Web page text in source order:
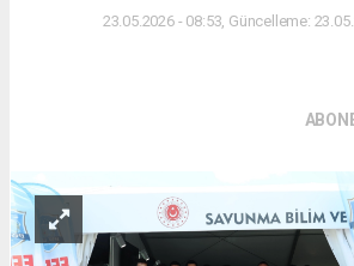
23.05.2026 - 08:53, Güncelleme: